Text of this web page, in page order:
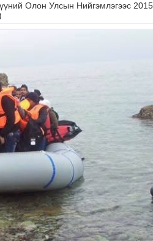
Олон Улсын Нийгэмлэгээс